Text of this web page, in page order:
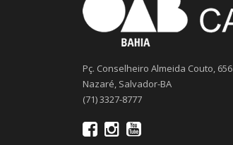
Pç. Conselheiro Almeida Couto, 656
Nazaré, Salvador-BA
(71) 3327-8777